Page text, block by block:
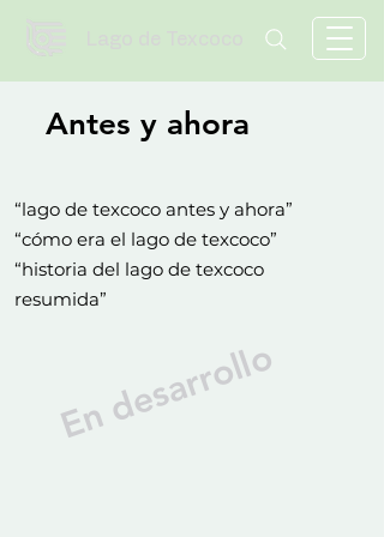
Antes y ahora
“lago de texcoco antes y ahora”
“cómo era el lago de texcoco”
“historia del lago de texcoco
resumida”
En desarrollo